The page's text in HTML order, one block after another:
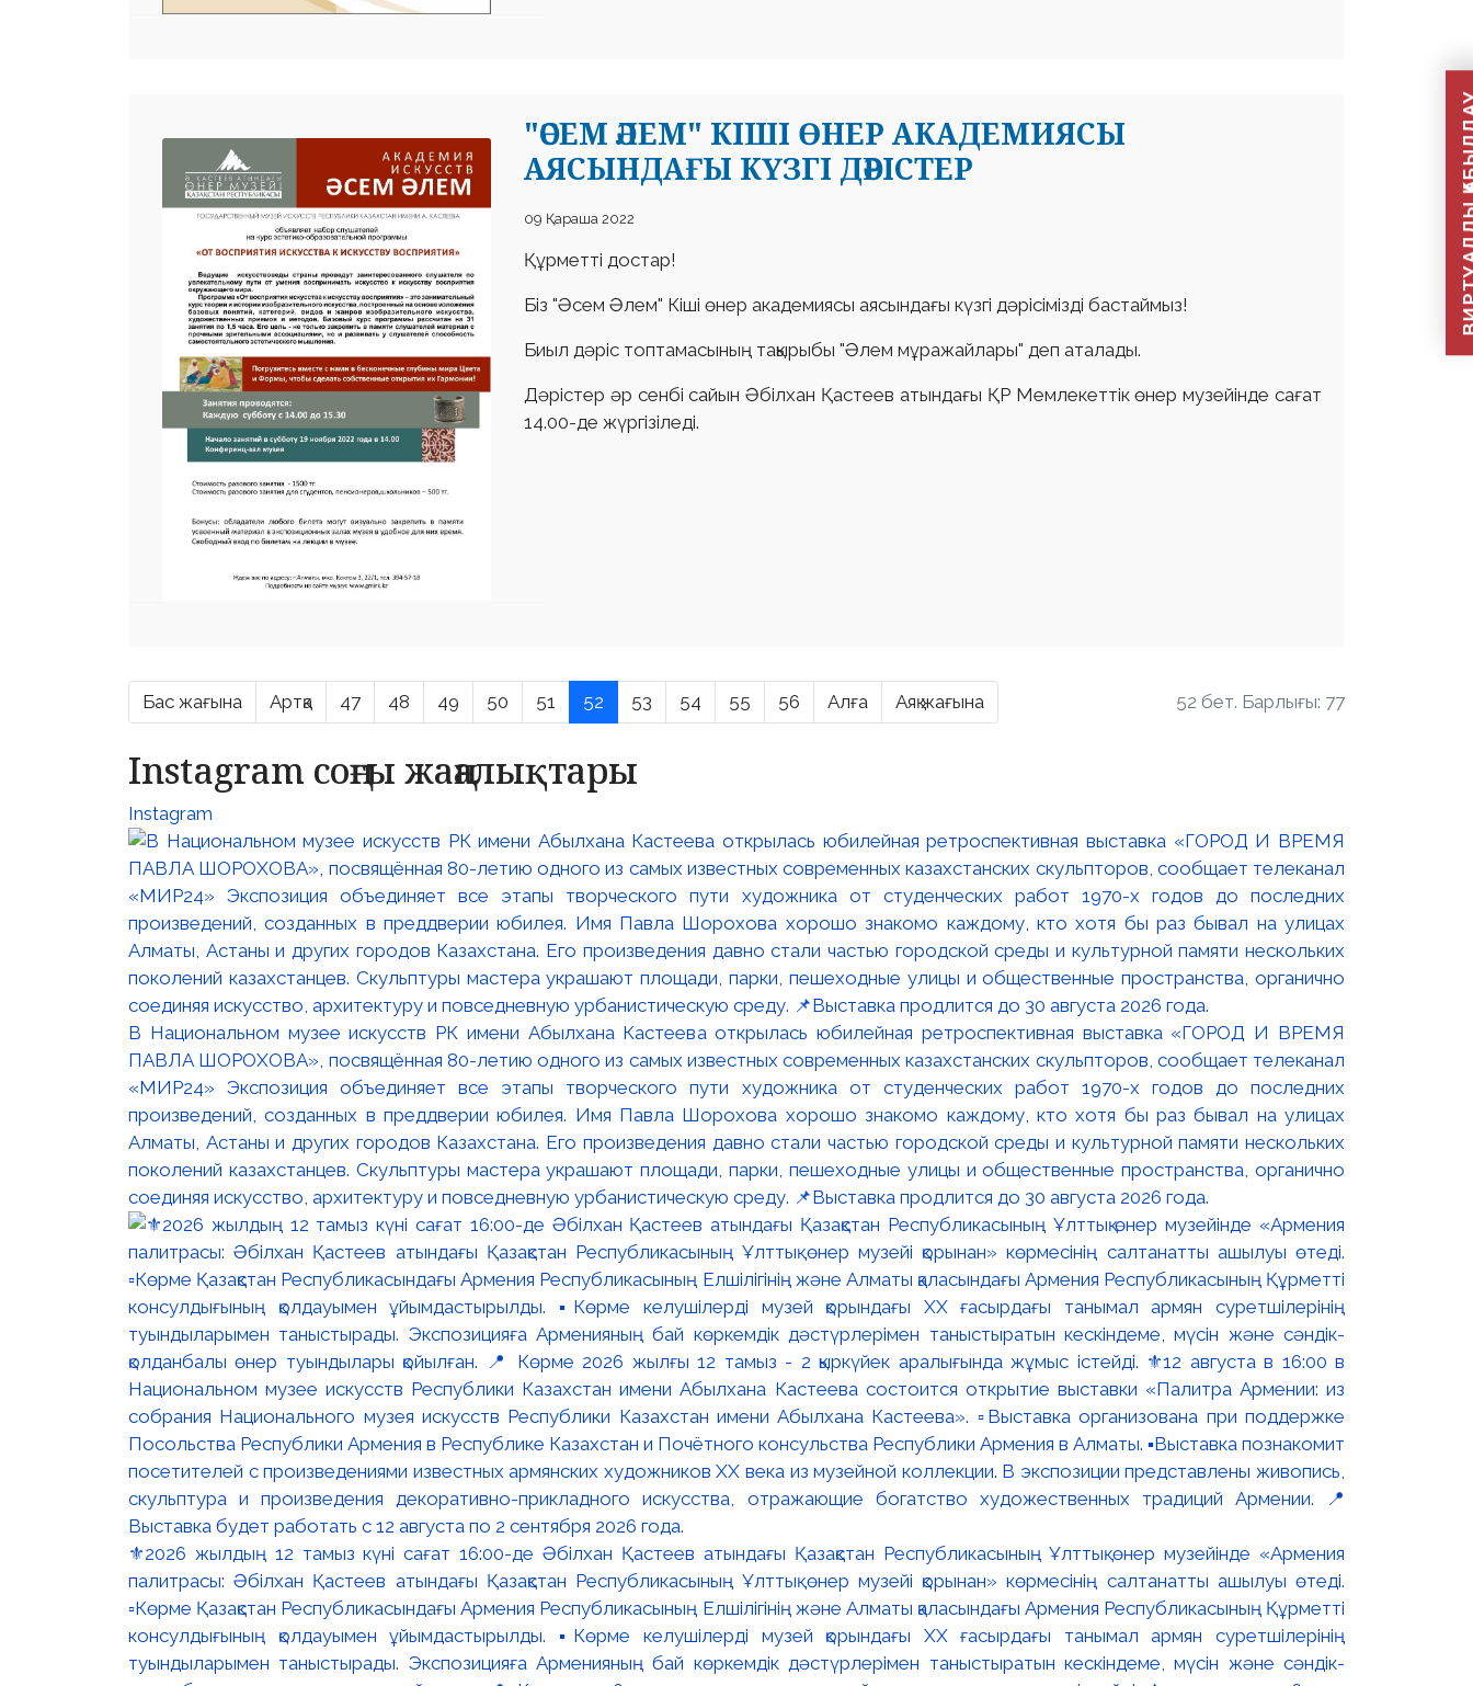
"ӘСЕМ ӘЛЕМ" КІШІ ӨНЕР АКАДЕМИЯСЫ
АЯСЫНДАҒЫ КҮЗГІ ДӘРІСТЕР
09 Қараша 2022
Құрметті достар!
Біз "Әсем Әлем" Кіші өнер академиясы аясындағы күзгі дәрісімізді бастаймыз!
Биыл дәріс топтамасының тақырыбы "Әлем мұражайлары" деп аталады.
Дәрістер әр сенбі сайын Әбілхан Қастеев атындағы ҚР Мемлекеттік өнер музейінде сағат
14.00-де жүргізіледі.
Бас жағына Артқа 47 48 49 50 51 52 53 54 55 56 Алға Аяқ жағына 52 бет. Барлығы: 77
Instagram соңғы жаңалықтары
Instagram
В Национальном музее искусств РК имени Абылхана Кастеева открылась юбилейная ретроспективная выставка «ГОРОД И ВРЕМЯ
ПАВЛА ШОРОХОВА», посвящённая 80-летию одного из самых известных современных казахстанских скульпторов, сообщает телеканал
«МИР24» Экспозиция объединяет все этапы творческого пути художника от студенческих работ 1970-х годов до последних
произведений, созданных в преддверии юбилея. Имя Павла Шорохова хорошо знакомо каждому, кто хотя бы раз бывал на улицах
Алматы, Астаны и других городов Казахстана. Его произведения давно стали частью городской среды и культурной памяти нескольких
поколений казахстанцев. Скульптуры мастера украшают площади, парки, пешеходные улицы и общественные пространства, органично
соединяя искусство, архитектуру и повседневную урбанистическую среду. 📌Выставка продлится до 30 августа 2026 года.
⚜️2026 жылдың 12 тамыз күні сағат 16:00-де Әбілхан Қастеев атындағы Қазақстан Республикасының Ұлттық өнер музейінде «Армения
палитрасы: Әбілхан Қастеев атындағы Қазақстан Республикасының Ұлттық өнер музейі қорынан» көрмесінің салтанатты ашылуы өтеді.
▫️Көрме Қазақстан Республикасындағы Армения Республикасының Елшілігінің және Алматы қаласындағы Армения Республикасының Құрметті
консулдығының қолдауымен ұйымдастырылды. ▪️Көрме келушілерді музей қорындағы ХХ ғасырдағы танымал армян суретшілерінің
туындыларымен таныстырады. Экспозицияға Арменияның бай көркемдік дәстүрлерімен таныстыратын кескіндеме, мүсін және сәндік-